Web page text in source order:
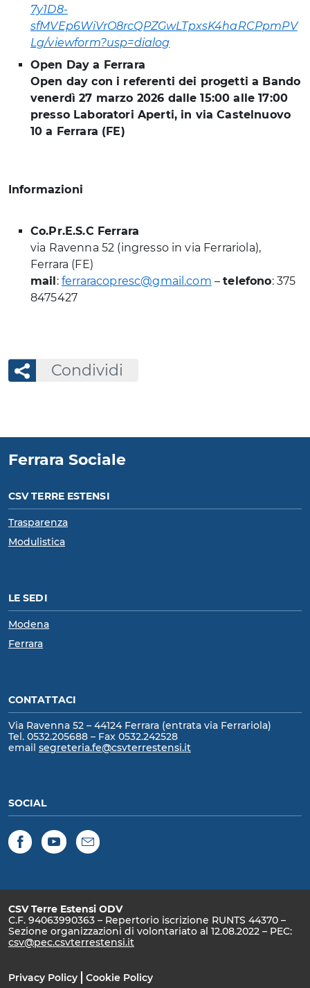
7y1D8-
sfMVEp6WiVrO8rcQPZGwLTpxsK4haRCPpmPV
Lg/viewform?usp=dialog
Open Day a Ferrara
Open day con i referenti dei progetti a Bando
venerdì 27 marzo 2026 dalle 15:00 alle 17:00
presso Laboratori Aperti, in via Castelnuovo
10 a Ferrara (FE)
Informazioni
Co.Pr.E.S.C Ferrara
via Ravenna 52 (ingresso in via Ferrariola),
Ferrara (FE)
mail: ferraracopresc@gmail.com –telefono: 375
8475427
Condividi
Ferrara Sociale
CSV TERRE ESTENSI
Trasparenza
Modulistica
LE SEDI
Modena
Ferrara
CONTATTACI
Via Ravenna 52 – 44124 Ferrara (entrata via Ferrariola)
Tel. 0532.205688 – Fax 0532.242528
email segreteria.fe@csvterrestensi.it
SOCIAL
FacebookYouTube
CSV Terre Estensi ODV
C.F. 94063990363 – Repertorio iscrizione RUNTS 44370 –
Sezione organizzazioni di volontariato al 12.08.2022 – PEC:
csv@pec.csvterrestensi.it
Privacy Policy Cookie Policy